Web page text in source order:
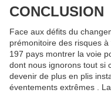
CONCLUSION
Face aux défits du
prémonitoire des risques
197 pays montrer la voie
dont nous ignorons tout si
devenir de plus en plis
éventements extrêmes .